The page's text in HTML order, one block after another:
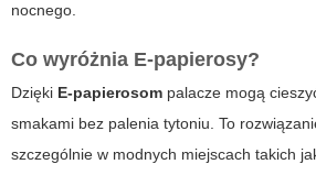
nocnego.
Co wyróżnia E-papierosy?
Dzięki E-papierosom palacze mogą
smakami bez palenia tytoniu. To
szczególnie w modnych miejscach takich